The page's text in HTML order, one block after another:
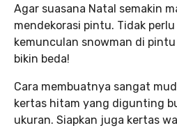
Agar suasana Natal semakin
mendekorasi pintu. Tidak
kemunculan snowman di
bikin beda!
Cara membuatnya sangat
kertas hitam yang digunting
ukuran. Siapkan juga kertas